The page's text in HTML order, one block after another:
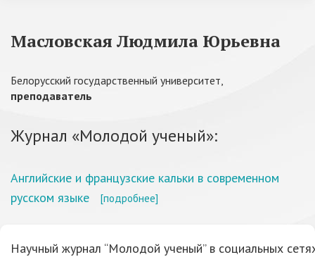
Масловская Людмила Юрьевна
Белорусский государственный университет,
преподаватель
Журнал «Молодой ученый»:
Английские и французские кальки в современном
русском языке
[подробнее]
Научный журнал “Молодой ученый” в социальных